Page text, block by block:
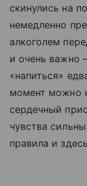
скинулись на
немедленно
алкоголем
и очень важно
«напиться»
момент можно
сердечный
чувства
правила и